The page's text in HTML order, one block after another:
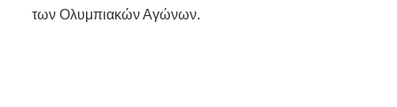
των Ολυμπιακών Αγώνων.